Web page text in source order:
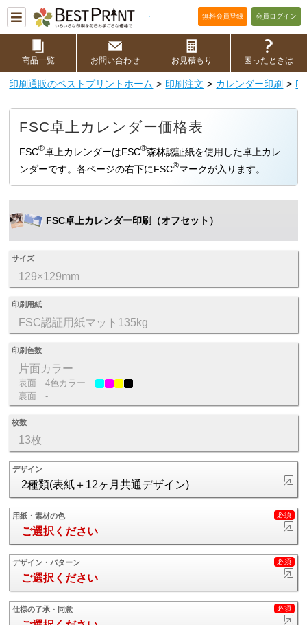
印刷通販ベストプリントベストプリ
無料会員登録 会員ログイン
商品一覧 お問い合わせ お見積もり 困ったときは
印刷通販のベストプリントホーム 印刷注文 カレンダー印刷
FSC卓上カレンダー価格表
FSC®卓上カレンダーはFSC®森林認証紙を使用した卓上カレ
ンダーです。各ページの右下にFSC®マークが入ります。
FSC卓上カレンダー印刷（オフセット）
サイズ
129×129mm
印刷用紙
FSC認証用紙マット135kg
印刷色数
片面カラー
表面
4色カラー
裏面
-
枚数
13枚
デザイン
2種類(表紙＋12ヶ月共通デザイン)
用紙・素材の色
ご選択ください
デザイン・パターン
ご選択ください
仕様の了承・同意